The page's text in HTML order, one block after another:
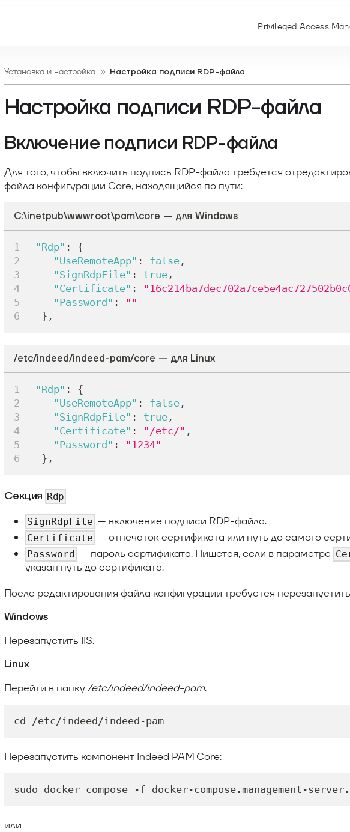
Privileged Access
Установка и настройка Настройка подписи RDP-файла
Настройка подписи RDP-файла
Включение подписи RDP-файла
Для того, чтобы включить подпись RDP-файла требуется
файла конфигурации Core, находящийся по пути:
C:\inetpub\wwwroot\pam\core — для Windows
"Rdp" :
{
"UseRemoteApp" : false ,
"SignRdpFile" : true ,
"Certificate" :
"Password" :
""
} ,
/etc/indeed/indeed-pam/core — для Linux
"Rdp" :
{
"UseRemoteApp" : false ,
"SignRdpFile" : true ,
"Certificate" : "/etc/" ,
"Password" :
"1234"
} ,
Секция Rdp
SignRdpFile — включение подписи RDP-файла.
Certificate — отпечаток сертификата или путь до самого
Password — пароль сертификата. Пишется, если в параметре
указан путь до сертификата.
После редактирования файла конфигурации требуется
Windows
Перезапустить IIS.
Linux
Перейти в папку/etc/indeed/indeed-pam.
cd /etc/indeed/indeed-pam
Перезапустить компонент Indeed PAM Core:
sudo docker compose -f docker-compose.management-
или